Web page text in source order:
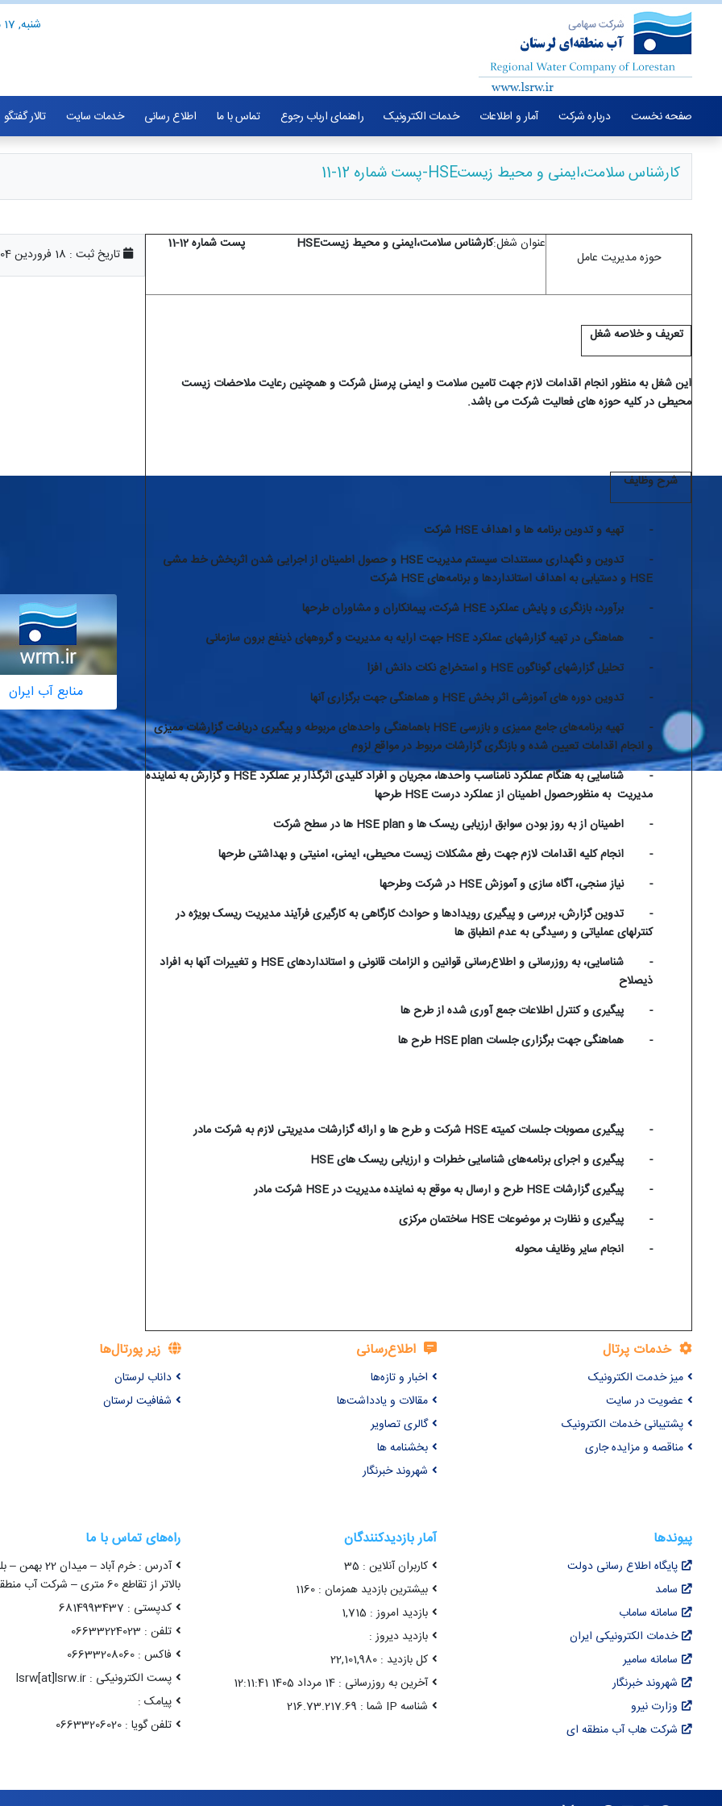
شنبه, 17 مرداد 1405
صفحه نخست درباره شرکت آمار و اطلاعات خدمات الکترونیک راهنمای ارباب رجوع تماس با ما اطلاع رسانی خدمات سایت تالار گفتگو
کارشناس سلامت،ایمنی و محیط زیستHSE-پست شماره 12-11
حوزه مدیریت عامل
عنوان شغل:کارشناس سلامت،ایمنی و محیط زیستHSE پست شماره 12-11
تعریف و خلاصه شغل
این شغل به منظورانجام اقدامات لازم جهت تامین سلامت و ایمنی پرسنل شرکت و همچنین رعایت ملاحضات زیست
محیطی در کلیه حوزه های فعالیت شرکت می باشد.
شرح وظایف
- تهیه و تدوین برنامه ها و اهداف HSE شرکت
- تدوین و نگهداری مستندات سیستم مدیریتHSE و حصول اطمینان از اجرایی شدن اثربخش خط مشی
HSE و دستیابی به اهداف استانداردها و برنامه‌هایHSE شرکت
-برآورد، بازنگری و پایش عملکردHSE شرکت، پیمانکاران و مشاوران طرحها
- هماهنگی در تهیه گزارشهای عملکرد HSEجهت ارایه به مدیریت و گروههای ذینفع برون سازمانی
- تحلیل گزارشهای گوناگون HSE و استخراج نکات دانش افزا
- تدوین دوره های آموزشی اثر بخش HSE و هماهنگی جهت برگزاری آنها
- تهیه برنامه‌های جامع ممیزی و بازرسی HSEباهماهنگی واحدهای مربوطه و پیگیری دریافت گزارشات ممیزی
و انجام اقدامات تعیین شده و بازنگری گزارشات مربوط در مواقع لزوم
-شناسایی به هنگام عملکرد نامناسب واحدها، مجریان و افراد کلیدی اثرگذار بر عملکردHSEو گزارش به نماینده
مدیریت به منظورحصول اطمینان از عملکرد درستHSEطرحها
- اطمینان از به روز بودن سوابق ارزیابی ریسک ها وHSE plan ها در سطح شرکت
- انجام کلیه اقدامات لازم جهت رفع مشکلات زیست محیطی، ایمنی، امنیتی و بهداشتی طرحها
-نیاز سنجی، آگاه سازی و آموزشHSE در شرکت وطرحها
-تدوین گزارش، بررسی و پیگیری رویدادها و حوادث کارگاهی به کارگیری فرآیند مدیریت ریسک بویژه در
کنترلهای عملیاتی و رسیدگی به عدم انطباق ها
- شناسایی، به روزرسانی و اطلاع‌رسانی قوانین و الزامات قانونی و استانداردهایHSE و تغییرات آنها به افراد
ذیصلاح
- پیگیری و کنترل اطلاعات جمع آوری شده از طرح ها
- هماهنگی جهت برگزاری جلسات HSE planطرح ها
- پیگیری مصوبات جلسات کمیتهHSE شرکت و طرح ها و ارائه گزارشات مدیریتی لازم به شرکت مادر
- پیگیری و اجرای برنامه‌های شناسایی خطرات و ارزیابی ریسک هایHSE
- پیگیری گزارشات HSEطرح و ارسال به موقع به نماینده مدیریت درHSE شرکت مادر
- پیگیری و نظارت بر موضوعات HSE ساختمان مرکزی
- انجام سایر وظایف محوله
تاریخ ثبت : 18 فروردین 1404
منابع آب ایران
خدمات پرتال
میز خدمت الکترونیک
عضویت در سایت
پشتیبانی خدمات الکترونیک
مناقصه و مزایده جاری
اطلاع‌رسانی
اخبار و تازه‌ها
مقالات و یادداشت‌ها
گالری تصاویر
بخشنامه ها
شهروند خبرنگار
زیر پورتال‌ها
داناب لرستان
شفافیت لرستان
پیوندها
پایگاه اطلاع رسانی دولت
سامد
سامانه ساماب
خدمات الکترونیکی ایران
سامانه سامیر
شهروند خبرنگار
وزارت نیرو
شرکت هاب آب منطقه ای
آمار بازدیدکنندگان
کاربران آنلاین : 35
بیشترین بازدید همزمان : 1160
بازدید امروز : 1,715
بازدید دیروز :
کل بازدید : 22,101,980
آخرین به روزرسانی : 14 مرداد 1405 12:11:41
شناسه IP شما : 216.73.217.69
راه‌های تماس با ما
آدرس : خرم آباد –
بالاتر از تقاطع 60 متری – شرکت آب منطقه ای لرستان
کدپستی : 6814993437
تلفن : 06633224023
فاکس : 06633208060
پست الکترونیکی : lsrw[at]lsrw.ir
پیامک :
تلفن گویا : 06633206020